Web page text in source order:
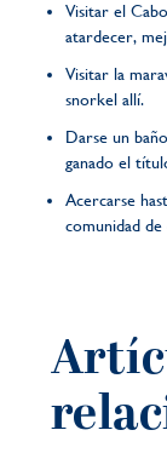
Visitar el
atardecer,
Visitar la
snorkel allí.
Darse un
ganado el
Acercarse
comunidad de